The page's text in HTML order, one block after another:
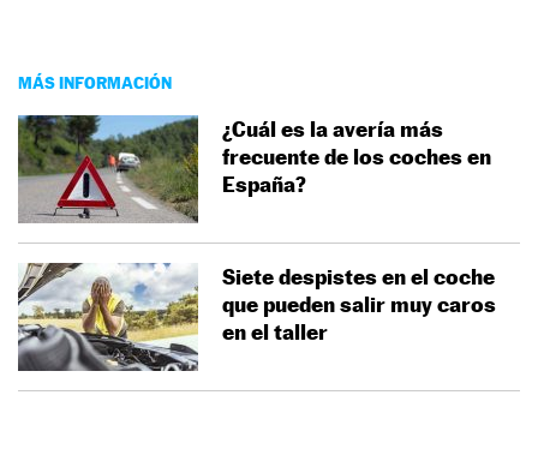
MÁS INFORMACIÓN
¿Cuál es la avería más
frecuente de los coches en
España?
Siete despistes en el coche
que pueden salir muy caros
en el taller